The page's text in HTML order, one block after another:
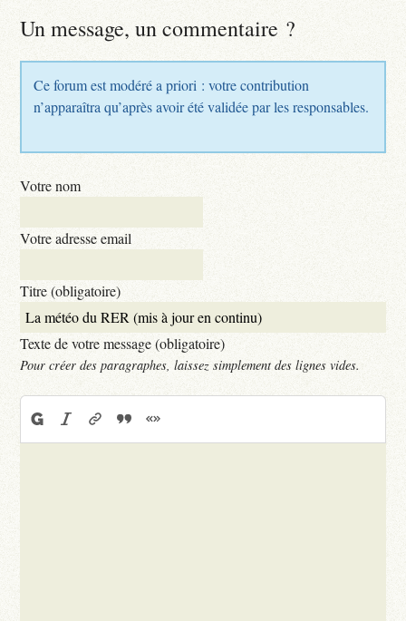
Un message, un commentaire ?
Ce forum est modéré a priori : votre contribution
n’apparaîtra qu’après avoir été validée par les responsables.
Votre nom
Votre adresse email
Titre (obligatoire)
Texte de votre message (obligatoire)
Pour créer des paragraphes, laissez simplement des lignes vides.